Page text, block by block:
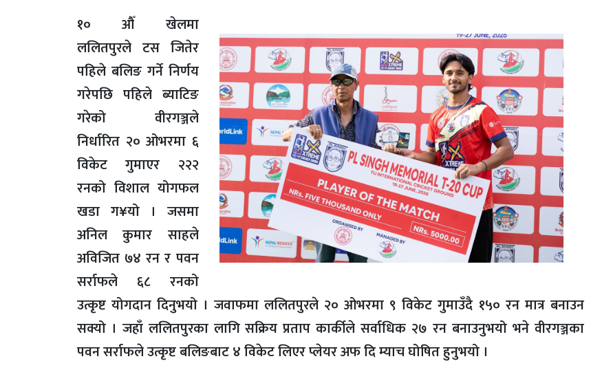
१० औँ खेलमा
ललितपुरले टस जितेर
पहिले बलिङ गर्ने निर्णय
गरेपछि पहिले ब्याटिङ
गरेको वीरगञ्जले
निर्धारित २० ओभरमा ६
विकेट गुमाएर २२२
रनको विशाल योगफल
खडा ग¥यो । जसमा
अनिल कुमार साहले
अविजित ७४ रन र पवन
सर्राफले ६८ रनको
उत्कृष्ट योगदान दिनुभयो । जवाफमा ललितपुरले २० ओभरमा ९ विकेट गुमाउँदै १५० रन मात्र बनाउन
सक्यो । जहाँ ललितपुरका लागि सक्रिय प्रताप कार्कीले सर्वाधिक २७ रन बनाउनुभयो भने वीरगञ्जका
पवन सर्राफले उत्कृष्ट बलिङबाट ४ विकेट लिएर प्लेयर अफ दि म्याच घोषित हुनुभयो ।